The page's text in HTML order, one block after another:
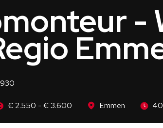
-
€ 2.550 - € 3.600 Emmen